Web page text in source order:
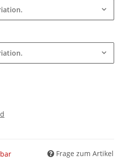
Frage zum Artikel